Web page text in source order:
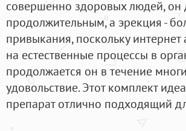
совершенно здоровых людей, он
продолжительным, а эрекция -
привыкания, поскольку интернет
на естественные процессы в
продолжается он в течение
удовольствие. Этот комплект
препарат отлично подходящий